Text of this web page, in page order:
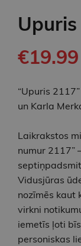
€19.99
“Upuris
un Karla
Laikrakstos
numur 2117”
Vidusjūras
nozīmēs kaut
virkni
iemetīs ļoti
personiskas